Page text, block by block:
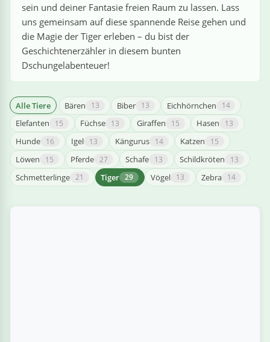
sein und deiner Fantasie freien Raum zu lassen. Lass
uns gemeinsam auf diese spannende Reise gehen und
die Magie der Tiger erleben – du bist der
Geschichtenerzähler in diesem bunten
Dschungelabenteuer!
Alle Tiere Bären 13 Biber 13 Eichhörnchen 14
Elefanten 15 Füchse 13 Giraffen 15 Hasen 13
Hunde 16 Igel 13 Kängurus 14 Katzen 15
Löwen 15 Pferde 27 Schafe 13 Schildkröten 13
Schmetterlinge 21 Tiger 29 Vögel 13 Zebra 14